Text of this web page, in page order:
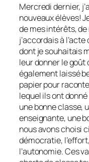
Mercredi dernier,
nouveaux élèves!
de mes intérêts,
j’accordais à
dont je souhaitais
leur donner le goût
également laissé
papier pour
lequel ils ont
une bonne classe,
enseignante, une
nous avons choisi
démocratie,
l’autonomie. Ces